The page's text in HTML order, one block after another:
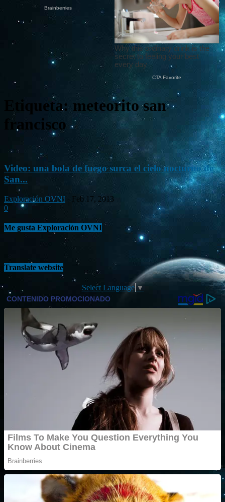
Etiqueta: meteorito san
francisco
Video: una bola de fuego surca el cielo nocturno de
San...
Exploración OVNI - Feb 17, 2013
0
Me gusta Exploración OVNI
Translate website
Select Language ▼